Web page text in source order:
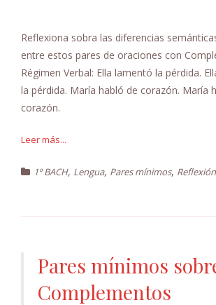
Reflexiona sobra las diferencias
entre estos pares de oraciones con
Régimen Verbal: Ella lamentó la pérdida.
la pérdida. María habló de corazón. María
corazón.
Leer más...
1º BACH, Lengua, Pares mínimos,
Pares mínimos
Complementos